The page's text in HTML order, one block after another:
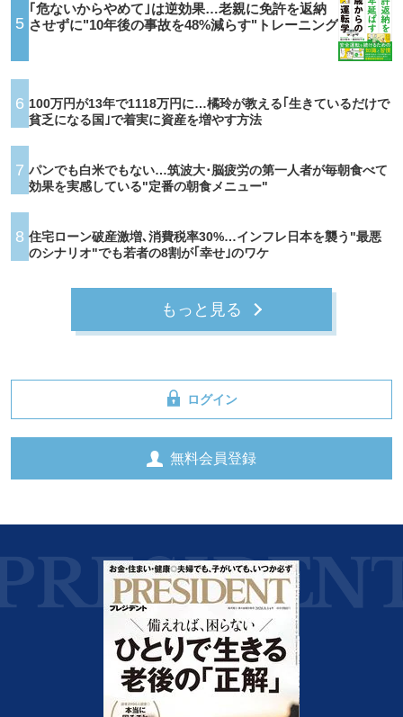
5
｢危ないからやめて｣は逆効果…老親に免許を返納
させずに"10年後の事故を48%減らす"トレーニング
6 100万円が13年で1118万円に…橘玲が教える｢生きているだけで
貧乏になる国｣で着実に資産を増やす方法
7 パンでも白米でもない…筑波大･脳疲労の第一人者が毎朝食べて
効果を実感している"定番の朝食メニュー"
8 住宅ローン破産激増､消費税率30%…インフレ日本を襲う"最悪
のシナリオ"でも若者の8割が｢幸せ｣のワケ
もっと見る
ログイン
無料会員登録